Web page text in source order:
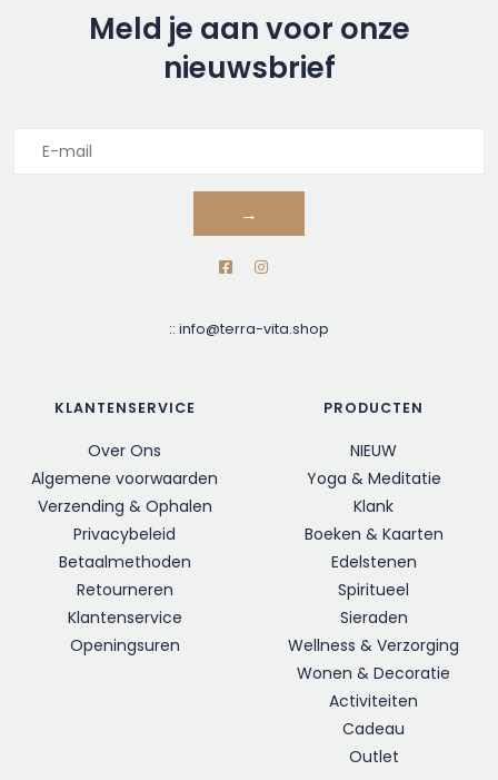
Meld je aan voor onze
nieuwsbrief
→
:: info@terra-vita.shop
KLANTENSERVICE
Over Ons
Algemene voorwaarden
Verzending & Ophalen
Privacybeleid
Betaalmethoden
Retourneren
Klantenservice
Openingsuren
PRODUCTEN
NIEUW
Yoga & Meditatie
Klank
Boeken & Kaarten
Edelstenen
Spiritueel
Sieraden
Wellness & Verzorging
Wonen & Decoratie
Activiteiten
Cadeau
Outlet